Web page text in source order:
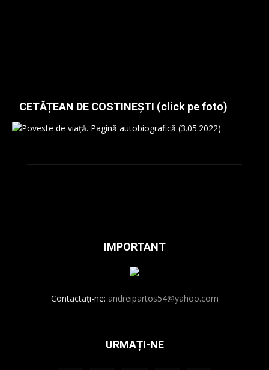
CETĂȚEAN DE COSTINEȘTI (click pe foto)
IMPORTANT
Contactați-ne: andreipartos54@yahoo.com
URMAȚI-NE